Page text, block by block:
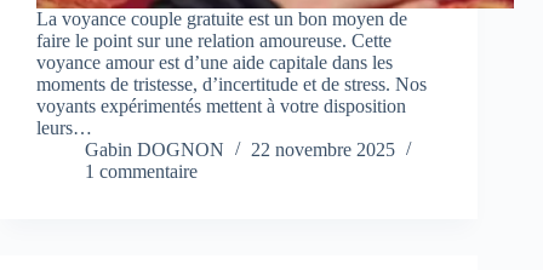
La voyance couple gratuite est un bon moyen de
faire le point sur une relation amoureuse. Cette
voyance amour est d’une aide capitale dans les
moments de tristesse, d’incertitude et de stress. Nos
voyants expérimentés mettent à votre disposition
leurs…
Gabin DOGNON
22 novembre 2025
1 commentaire